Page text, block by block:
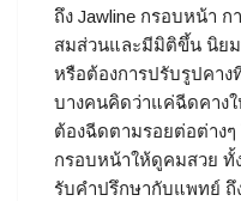
ถึง Jawline กรอบหน้า
สมส่วนและมีมิติขึ้น นิย
หรือต้องการปรับรูปคา
บางคนคิดว่าแค่ฉีดคาง
ต้องฉีดตามรอยต่อต่างๆ
กรอบหน้าให้ดูคมสวย ทั้
รับคำปรึกษากับแพทย์